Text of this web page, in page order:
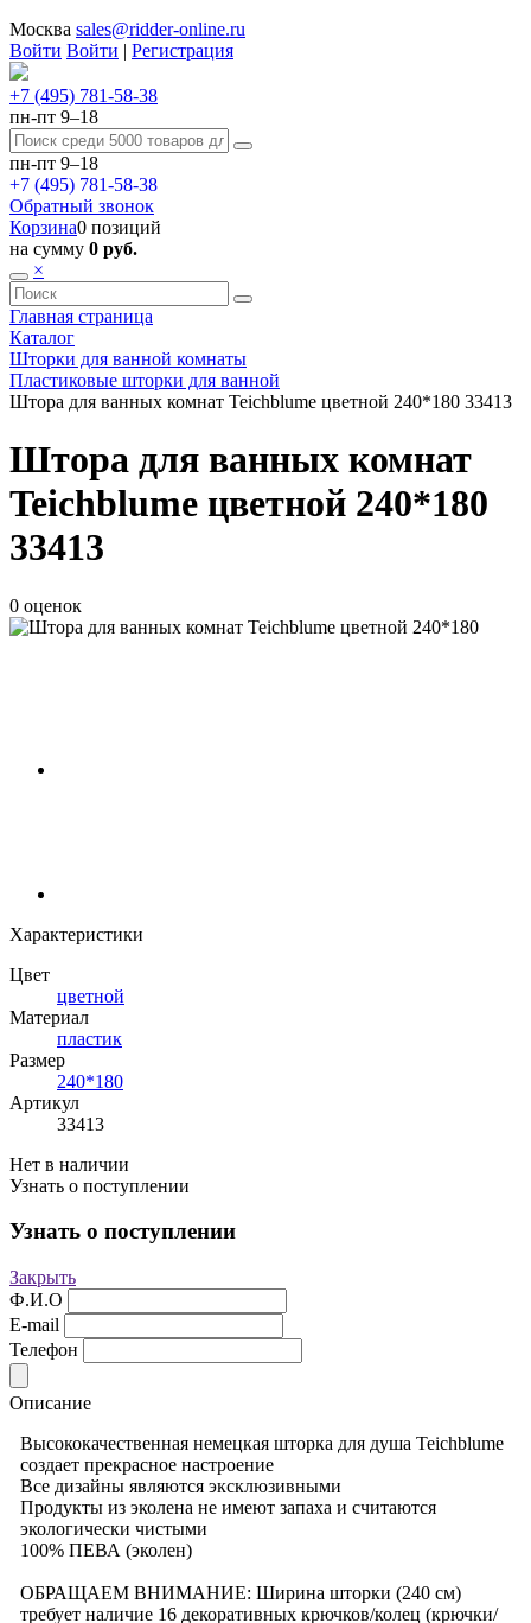
Москва sales@ridder-online.ru
Войти Войти | Регистрация
+7 (495) 781-58-38
пн-пт 9–18
пн-пт 9–18
+7 (495) 781-58-38
Обратный звонок
Корзина0 позиций
на сумму 0 руб.
×
Главная страница
Каталог
Шторки для ванной комнаты
Пластиковые шторки для ванной
Штора для ванных комнат Teichblume цветной 240*180 33413
Штора для ванных комнат
Teichblume цветной 240*180
33413
0 оценок
Характеристики
Цвет
цветной
Материал
пластик
Размер
240*180
Артикул
33413
Нет в наличии
Узнать о поступлении
Узнать о поступлении
Закрыть
Ф.И.О
E-mail
Телефон
Описание
Высококачественная немецкая шторка для душа Teichblume
создает прекрасное настроение
Все дизайны являются эксклюзивными
Продукты из эколена не имеют запаха и считаются
экологически чистыми
100% ПЕВА (эколен)
ОБРАЩАЕМ ВНИМАНИЕ: Ширина шторки (240 см)
требует наличие 16 декоративных крючков/колец (крючки/